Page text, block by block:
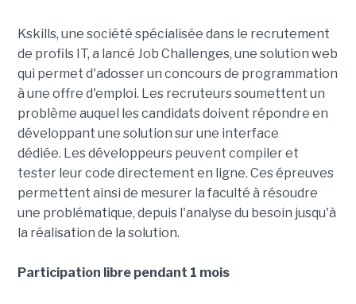
Kskills, une société spécialisée dans le recrutement
de profils IT, a lancé Job Challenges, une solution web
qui permet d'adosser un concours de programmation
à une offre d'emploi. Les recruteurs soumettent un
problème auquel les candidats doivent répondre en
développant une solution sur une interface
dédiée. Les développeurs peuvent compiler et
tester leur code directement en ligne. Ces épreuves
permettent ainsi de mesurer la faculté à résoudre
une problématique, depuis l'analyse du besoin jusqu'à
la réalisation de la solution.
Participation libre pendant 1 mois